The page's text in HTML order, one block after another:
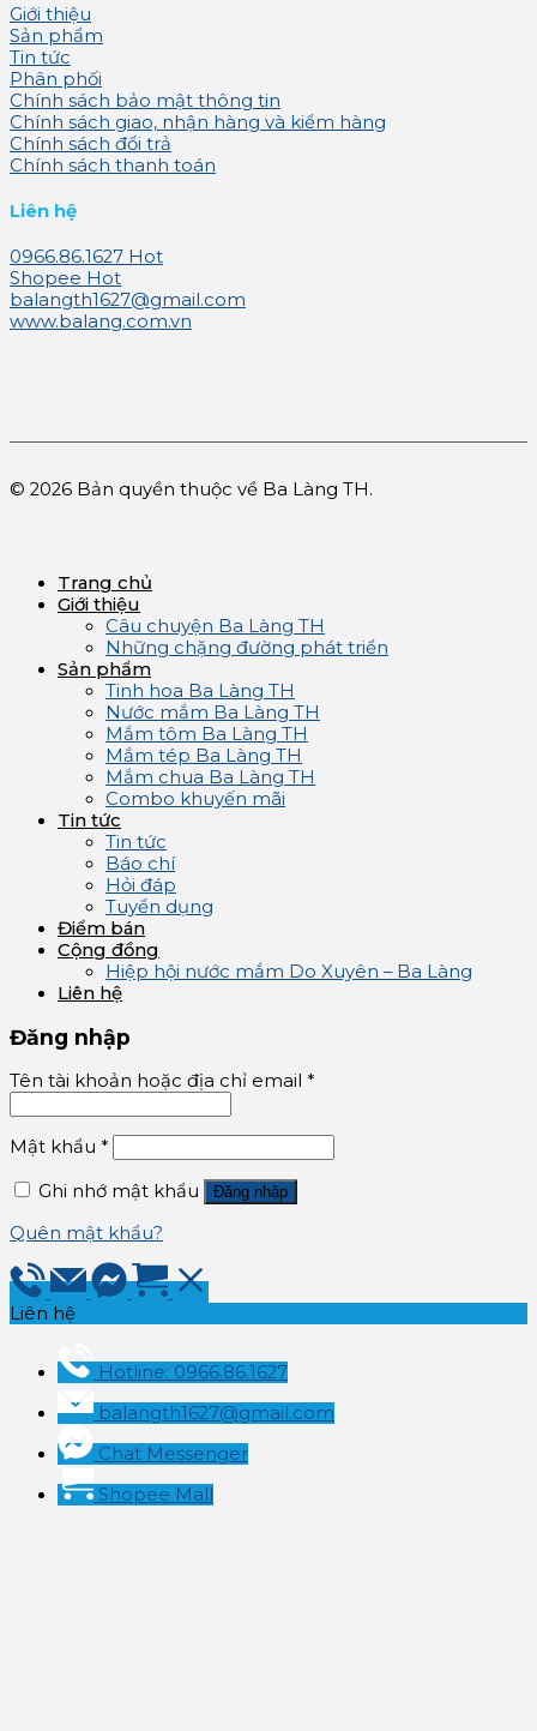
Giới thiệu
Sản phẩm
Tin tức
Phân phối
Chính sách bảo mật thông tin
Chính sách giao, nhận hàng và kiểm hàng
Chính sách đổi trả
Chính sách thanh toán
Liên hệ
0966.86.1627
Shopee
balangth1627@gmail.com
www.balang.com.vn
© 2026 Bản quyền thuộc về Ba Làng TH.
Trang chủ
Giới thiệu
Câu chuyện Ba Làng TH
Những chặng đường phát triển
Sản phẩm
Tinh hoa Ba Làng TH
Nước mắm Ba Làng TH
Mắm tôm Ba Làng TH
Mắm tép Ba Làng TH
Mắm chua Ba Làng TH
Combo khuyến mãi
Tin tức
Tin tức
Báo chí
Hỏi đáp
Tuyển dụng
Điểm bán
Cộng đồng
Hiệp hội nước mắm Do Xuyên – Ba Làng
Liên hệ
Đăng nhập
Tên tài khoản hoặc địa chỉ email *
Mật khẩu *
Ghi nhớ mật khẩu Đăng nhập
Quên mật khẩu?
Liên hệ
Hotline: 0966.86.1627
balangth1627@gmail.com
Chat Messenger
Shopee Mall